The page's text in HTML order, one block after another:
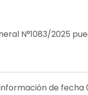
N°1083/2025
de